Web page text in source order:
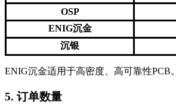
OSP
ENIG沉金
沉银
ENIG沉金适用于高密度、高可靠性PCB。
5. 订单数量